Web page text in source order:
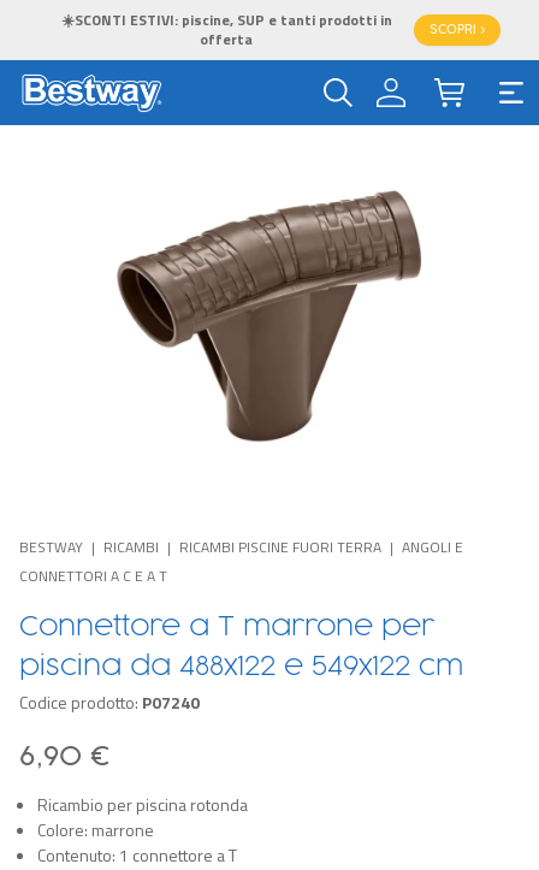
☀️SCONTI ESTIVI: piscine, SUP e tanti prodotti in
offerta
SCOPRI >
BESTWAY RICAMBI RICAMBI PISCINE FUORI TERRA
ANGOLI E
CONNETTORI A C E A T
Connettore a T marrone per
piscina da 488x122 e 549x122 cm
Codice prodotto: P07240
6,90 €
Ricambio per piscina rotonda
Colore: marrone
Contenuto: 1 connettore a T